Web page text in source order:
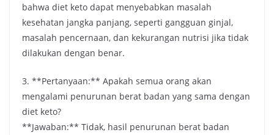
bahwa diet keto dapat menyebabkan masalah
kesehatan jangka panjang, seperti gangguan ginjal,
masalah pencernaan, dan kekurangan nutrisi jika tidak
dilakukan dengan benar.
3. **Pertanyaan:** Apakah semua orang akan
mengalami penurunan berat badan yang sama dengan
diet keto?
**Jawaban:** Tidak, hasil penurunan berat badan